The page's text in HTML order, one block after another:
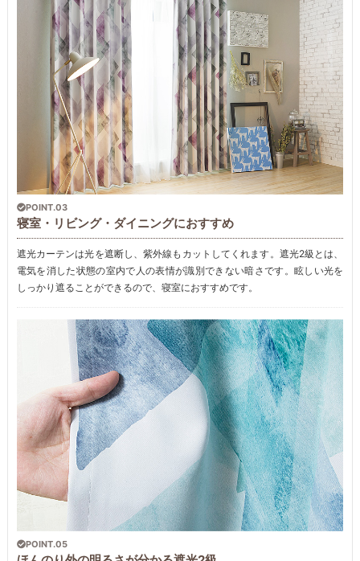
POINT.03
寝室・リビング・ダイニングにおすすめ
遮光カーテンは光を遮断し、紫外線もカットしてくれます。遮光2級とは、
電気を消した状態の室内で人の表情が識別できない暗さです。眩しい光を
しっかり遮ることができるので、寝室におすすめです。
POINT.05